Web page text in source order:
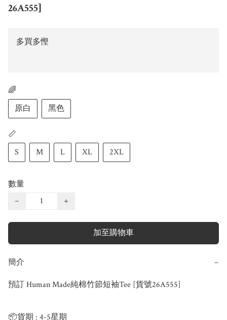
26A555]
多買多慳
🌈
原白
黑色
📏
S
M L XL 2XL
數量
−
+
加至購物車
簡介 −
預訂 Human Made純棉竹節短袖Tee [貨號26A555]
📦貨期 : 4-5星期